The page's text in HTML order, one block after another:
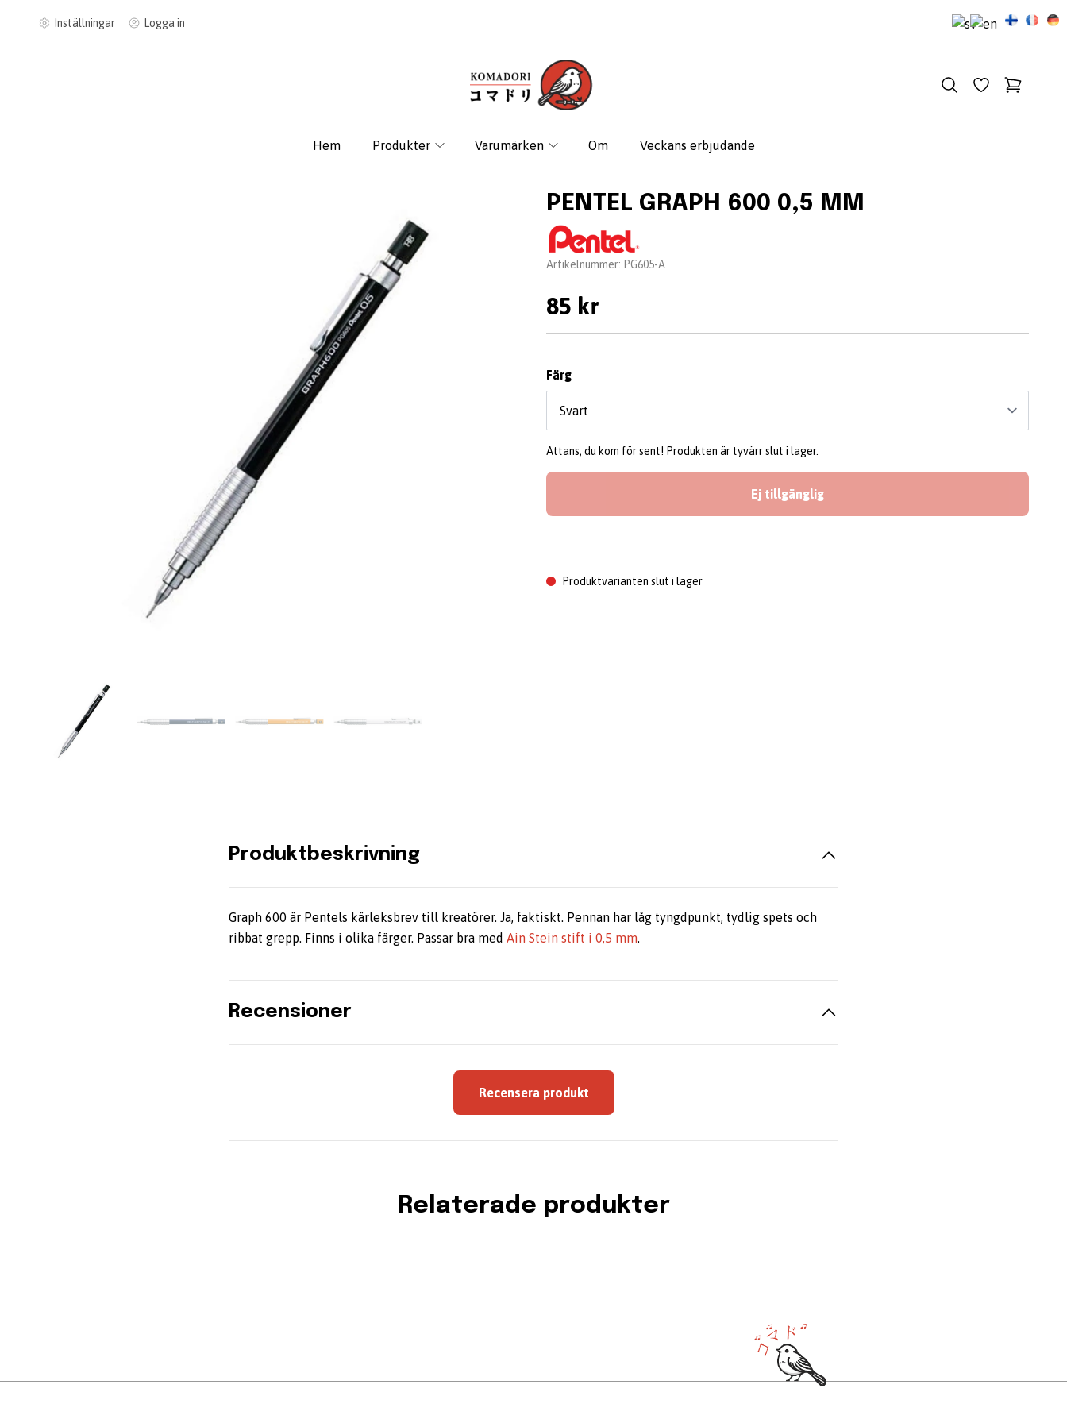
Inställningar Logga in
Hem Produkter Varumärken Om Veckans erbjudande
PENTEL GRAPH 600 0,5 MM
Leverantör:
Artikelnummer: PG605-A
85 kr
Färg
Attans, du kom för sent! Produkten är tyvärr slut i lager.
Ej tillgänglig
Produktvarianten slut i lager
Produktbeskrivning
Graph 600 är Pentels kärleksbrev till kreatörer. Ja, faktiskt. Pennan har låg tyngdpunkt, tydlig spets och
ribbat grepp. Finns i olika färger. Passar bra med Ain Stein stift i 0,5 mm.
Recensioner
Recensera produkt
Relaterade produkter